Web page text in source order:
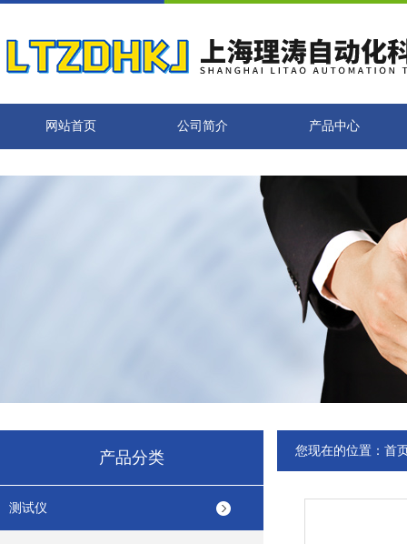
网站首页 公司简介 产品中心
产品分类
测试仪
您现在的位置： 首